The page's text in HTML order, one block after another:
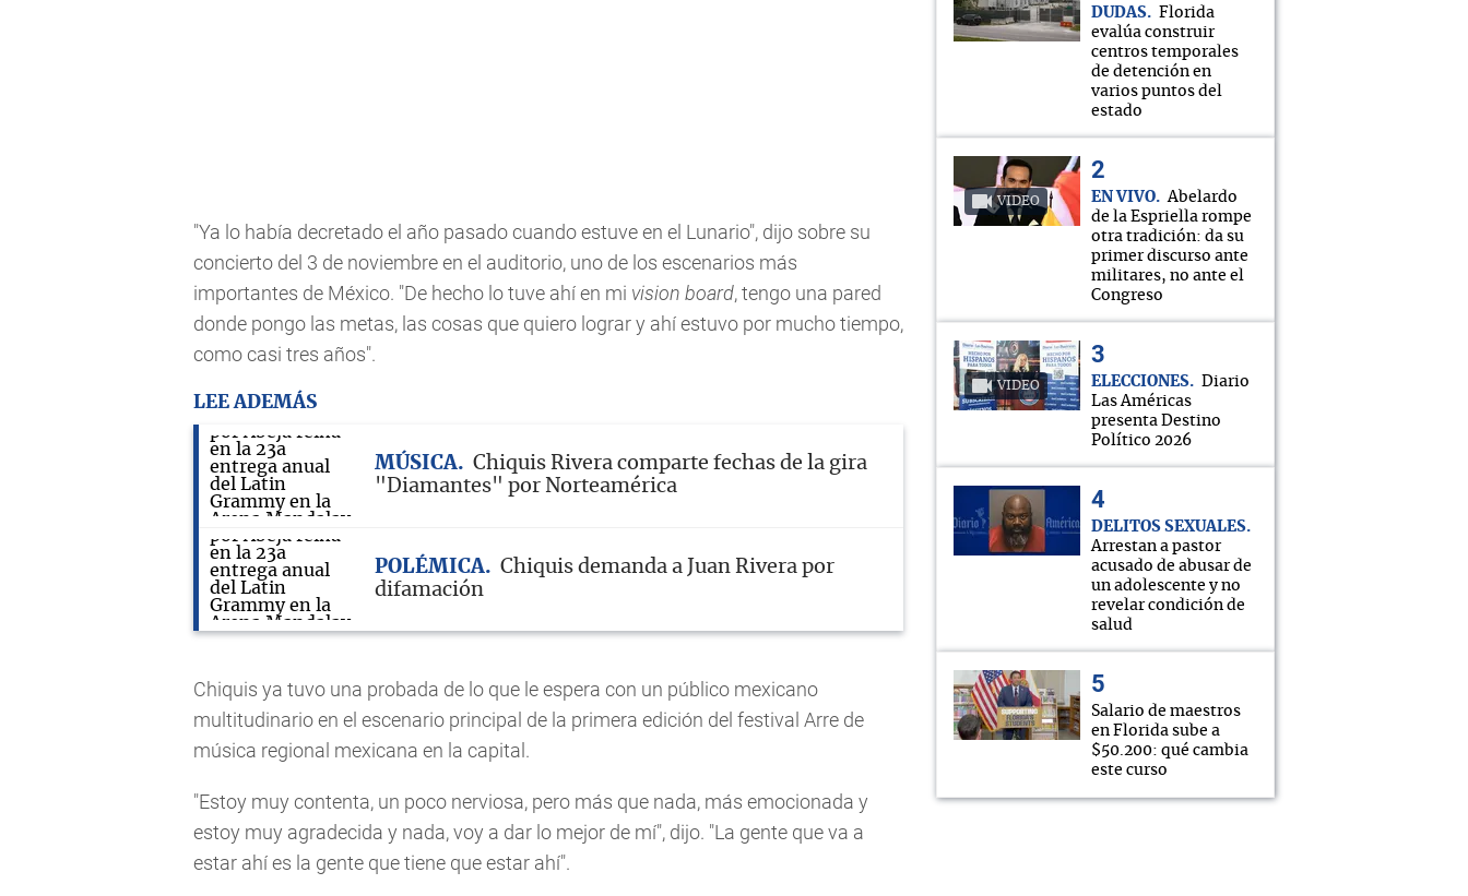
"Ya lo había decretado el año pasado cuando estuve en el Lunario", dijo sobre su
concierto del 3 de noviembre en el auditorio, uno de los escenarios más
importantes de México. "De hecho lo tuve ahí en mi vision board, tengo una pared
donde pongo las metas, las cosas que quiero lograr y ahí estuvo por mucho tiempo,
como casi tres años".
LEE ADEMÁS
MÚSICA
Chiquis Rivera comparte fechas de la gira
"Diamantes" por Norteamérica
POLÉMICA
Chiquis demanda a Juan Rivera por
difamación
Chiquis ya tuvo una probada de lo que le espera con un público mexicano
multitudinario en el escenario principal de la primera edición del festival Arre de
música regional mexicana en la capital.
"Estoy muy contenta, un poco nerviosa, pero más que nada, más emocionada y
estoy muy agradecida y nada, voy a dar lo mejor de mí", dijo. "La gente que va a
estar ahí es la gente que tiene que estar ahí".
DUDAS
Florida
evalúa construir
centros temporales
de detención en
varios puntos del
estado
VIDEO EN VIVO
Abelardo
de la Espriella rompe
otra tradición: da su
primer discurso ante
militares, no ante el
Congreso
VIDEO ELECCIONES
Diario
Las Américas
presenta Destino
Político 2026
DELITOS SEXUALES
Arrestan a pastor
acusado de abusar de
un adolescente y no
revelar condición de
salud
Salario de maestros
en Florida sube a
$50.200: qué cambia
este curso